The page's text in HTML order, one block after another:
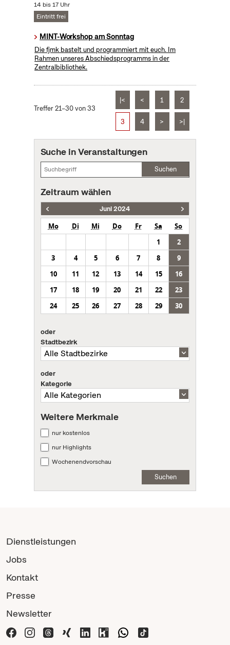
14 bis 17 Uhr
Eintritt frei
MINT-Workshop am Sonntag
Die fjmk bastelt und programmiert mit euch. Im
Rahmen unseres Abschiedsprogramms in der
Zentralbibliothek.
Treffer 21–30 von 33
|< < 1 2
3 4 > >|
Suche in Veranstaltungen
Suchen
Zeitraum wählen
Juni 2024
Mo Di Mi Do Fr Sa
So
1
2
3
4 5 6 7 8
9
10
11 12 13 14 15
16
17
18 19 20 21 22
23
24
25 26 27 28 29 30
oder
Stadtbezirk
oder
Kategorie
Weitere Merkmale
nur kostenlos
nur Highlights
Wochenendvorschau
Suchen
Dienstleistungen
Jobs
Kontakt
Presse
Newsletter